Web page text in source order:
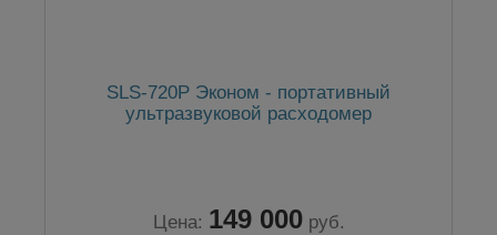
SLS-720P Эконом - портативный
ультразвуковой расходомер
Цена: 149 000 руб.